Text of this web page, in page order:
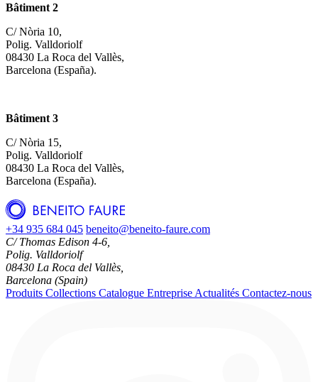
Bâtiment 2
C/ Nòria 10,
Polig. Valldoriolf
08430 La Roca del Vallès,
Barcelona (España).
Bâtiment 3
C/ Nòria 15,
Polig. Valldoriolf
08430 La Roca del Vallès,
Barcelona (España).
+34 935 684 045 beneito@beneito-faure.com
C/ Thomas Edison 4-6,
Polig. Valldoriolf
08430 La Roca del Vallès,
Barcelona (Spain)
Produits Collections Catalogue Entreprise Actualités Contactez-nous